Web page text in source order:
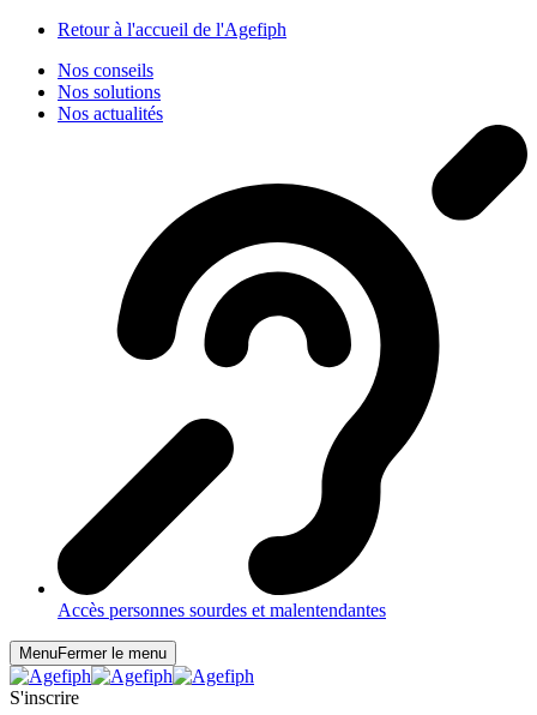
Retour à l'accueil de l'Agefiph
Nos conseils
Nos solutions
Nos actualités
Accès personnes sourdes et malentendantes
MenuFermer le menu
S'inscrire